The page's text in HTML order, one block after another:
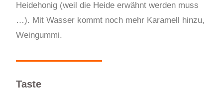
Heidehonig (weil die Heide erwähnt werden muss
…). Mit Wasser kommt noch mehr Karamell hinzu,
Weingummi.
Taste